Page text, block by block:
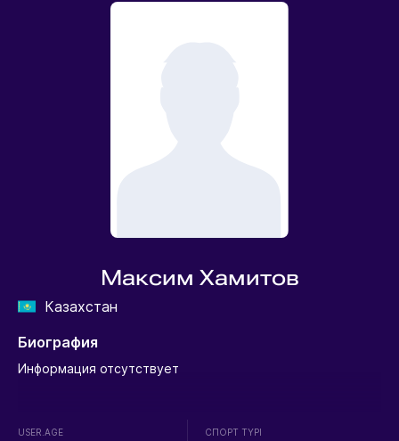
Максим Хамитов
Казахстан
Биография
Информация отсутствует
USER.AGE СПОРТ ТҮРІ